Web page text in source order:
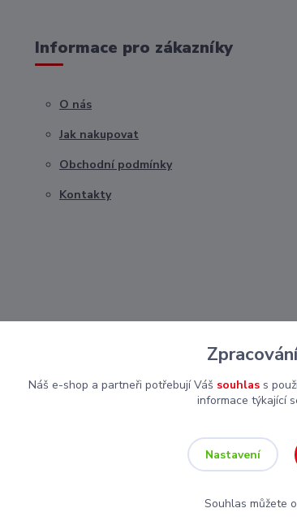
Informace pro zákazníky
O nás
Jak nakupovat
Obchodní podmínky
Kontakty
Náš e-shop a partneři potřebují Váš souhlass
informace týkající
Nastavení
Souhlas můžete